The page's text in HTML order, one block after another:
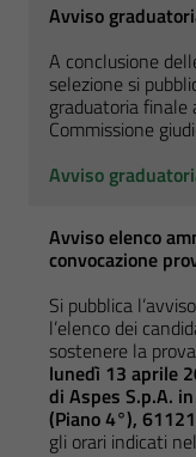
Avviso
A conclusione
selezione si
graduatoria
Commissione
Avviso
Avviso elenco
convocazione
Si pubblica
l’elenco dei
sostenere la
lunedì 13 aprile
di Aspes S.p.A. in
(Piano 4°),
gli orari indicati